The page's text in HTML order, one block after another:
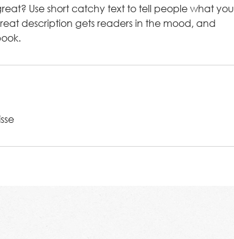
Use short catchy text to tell people what you
description gets readers in the mood, and